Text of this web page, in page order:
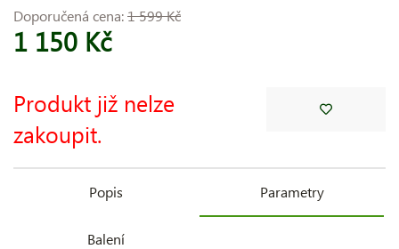
Doporučená cena:1 599 Kč
1 150 Kč
Produkt již nelze
zakoupit.
Popis Parametry
Balení